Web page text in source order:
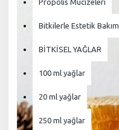
Propolis Mucizeleri
Bitkilerle Estetik Bakım
BİTKİSEL YAĞLAR
100 ml yağlar
20 ml yağlar
250 ml yağlar